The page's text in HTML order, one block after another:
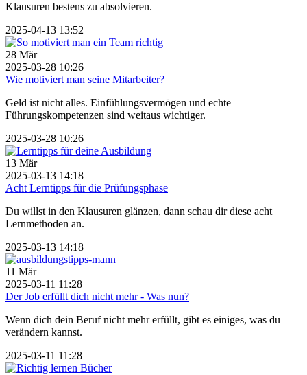
Klausuren bestens zu absolvieren.
2025-04-13 13:52
28 Mär
2025-03-28 10:26
Wie motiviert man seine Mitarbeiter?
Geld ist nicht alles. Einfühlungsvermögen und echte
Führungskompetenzen sind weitaus wichtiger.
2025-03-28 10:26
13 Mär
2025-03-13 14:18
Acht Lerntipps für die Prüfungsphase
Du willst in den Klausuren glänzen, dann schau dir diese acht
Lernmethoden an.
2025-03-13 14:18
11 Mär
2025-03-11 11:28
Der Job erfüllt dich nicht mehr - Was nun?
Wenn dich dein Beruf nicht mehr erfüllt, gibt es einiges, was du
verändern kannst.
2025-03-11 11:28